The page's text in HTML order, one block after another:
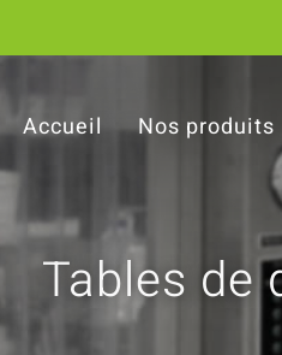
Accueil Nos produits
Tables de